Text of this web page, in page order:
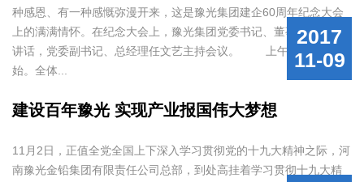
种感恩、有一种感慨弥漫开来，这是豫光集团建企60周年纪念大会
上的满满情怀。在纪念大会上，豫光集团党委书记、董事长杨安国
讲话，党委副书记、总经理任文艺主持会议。 上午9时，大会开
始。全体...
2017
11-09
建设百年豫光 实现产业报国伟大梦想
11月2日，正值全党全国上下深入学习贯彻党的十九大精神之际，河
南豫光金铅集团有限责任公司总部，到处高挂着学习贯彻十九大精